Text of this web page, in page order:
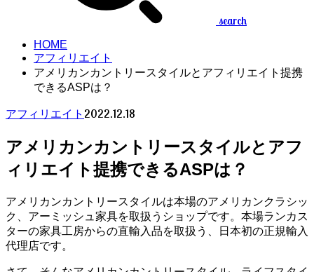
search
HOME
アフィリエイト
アメリカンカントリースタイルとアフィリエイト提携
できるASPは？
アフィリエイト 2022.12.18
アメリカンカントリースタイルとアフ
ィリエイト提携できるASPは？
アメリカンカントリースタイルは本場のアメリカンクラシッ
ク、アーミッシュ家具を取扱うショップです。本場ランカス
ターの家具工房からの直輸入品を取扱う、日本初の正規輸入
代理店です。